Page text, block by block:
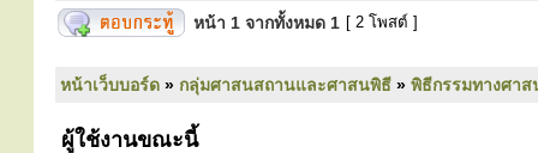
หน้า 1 จากทั้งหมด 1 [ 2 โพสต์ ]
หน้าเว็บบอร์ด » กลุ่มศาสนสถานและศาสนพิธี » พิธีกรรมทางศา
ผู้ใช้งานขณะนี้